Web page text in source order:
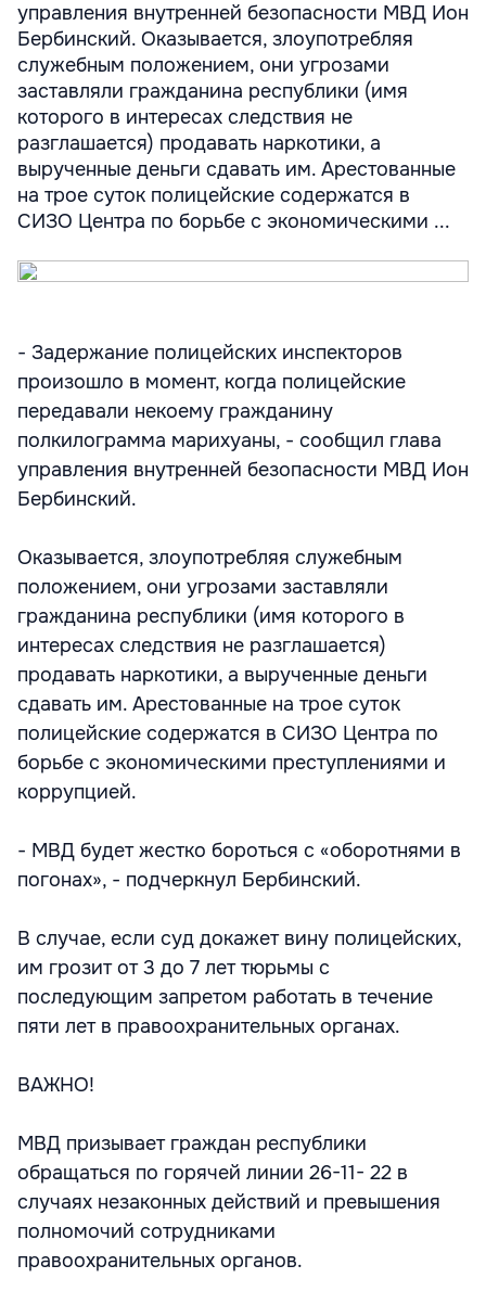
управления внутренней безопасности МВД Ион
Бербинский. Оказывается, злоупотребляя
служебным положением, они угрозами
заставляли гражданина республики (имя
которого в интересах следствия не
разглашается) продавать наркотики, а
вырученные деньги сдавать им. Арестованные
на трое суток полицейские содержатся в
СИЗО Центра по борьбе с экономическими ...
- Задержание полицейских инспекторов
произошло в момент, когда полицейские
передавали некоему гражданину
полкилограмма марихуаны, - сообщил глава
управления внутренней безопасности МВД Ион
Бербинский.
Оказывается, злоупотребляя служебным
положением, они угрозами заставляли
гражданина республики (имя которого в
интересах следствия не разглашается)
продавать наркотики, а вырученные деньги
сдавать им. Арестованные на трое суток
полицейские содержатся в СИЗО Центра по
борьбе с экономическими преступлениями и
коррупцией.
- МВД будет жестко бороться с «оборотнями в
погонах», - подчеркнул Бербинский.
В случае, если суд докажет вину полицейских,
им грозит от 3 до 7 лет тюрьмы с
последующим запретом работать в течение
пяти лет в правоохранительных органах.
ВАЖНО!
МВД призывает граждан республики
обращаться по горячей линии 26-11- 22 в
случаях незаконных действий и превышения
полномочий сотрудниками
правоохранительных органов.